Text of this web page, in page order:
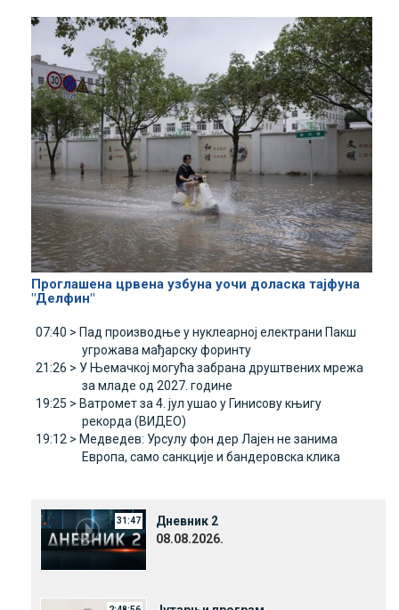
Проглашена црвена узбуна уочи доласка тајфуна
"Делфин"
07:40 > Пад производње у нуклеарној електрани Пакш
угрожава мађарску форинту
21:26 > У Њемачкој могућа забрана друштвених мрежа
за младе од 2027. године
19:25 > Ватромет за 4. јул ушао у Гинисову књигу
рекорда (ВИДЕО)
19:12 > Медведев: Урсулу фон дер Лајен не занима
Европа, само санкције и бандеровска клика
31:47
Дневник 2
08.08.2026.